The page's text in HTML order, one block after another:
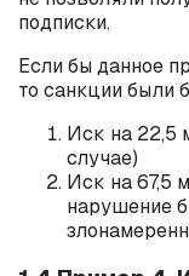
подписки.
Если бы данное
то санкции были
Иск на 22,5
случае)
Иск на 67,5
нарушение